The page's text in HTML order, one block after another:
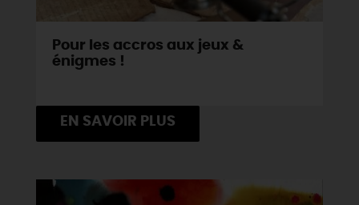
Pour les accros aux jeux &
énigmes !
EN SAVOIR PLUS